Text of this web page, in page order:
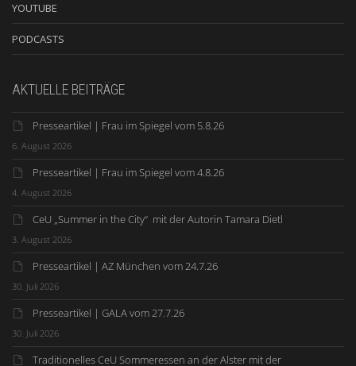
YOUTUBE
PODCASTS
AKTUELLE BEITRÄGE
Presseartikel | Frau im Spiegel vom 5.8.26
6. August 2026
Presseartikel | Frau im Spiegel vom 4.8.26
4. August 2026
CeU „Summer in the City“ mit der Autorin Tamara Dietl
3. August 2026
Presseartikel | AZ München vom 24.7.26
30. Juli 2026
Presseartikel | GALA vom 27.7.26
30. Juli 2026
Traditionelles CeU Sommeressen an der Alster mit der